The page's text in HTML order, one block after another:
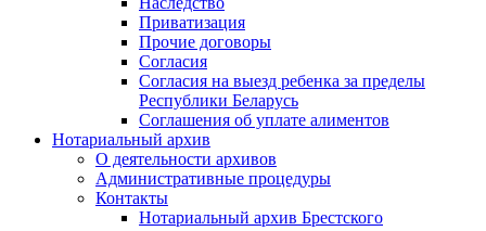
Приватизация
Прочие договоры
Согласия
Согласия на выезд ребенка за пределы
Республики Беларусь
Соглашения об уплате алиментов
Нотариальный архив
О деятельности архивов
Административные процедуры
Контакты
Нотариальный архив Брестского